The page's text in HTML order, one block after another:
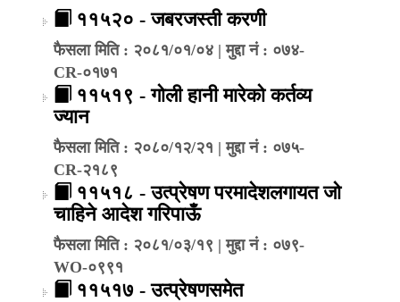
११५२० - जबरजस्ती करणी
फैसला मिति : २०८१/०१/०४ | मुद्दा नं : ०७४-
CR-०१७१
११५१९ - गोली हानी मारेको कर्तव्य
ज्यान
फैसला मिति : २०८०/१२/२१ | मुद्दा नं : ०७५-
CR-२१८९
११५१८ - उत्प्रेषण परमादेशलगायत जो
चाहिने आदेश गरिपाऊँ
फैसला मिति : २०८१/०३/१९ | मुद्दा नं : ०७९-
WO-०९९१
११५१७ - उत्प्रेषणसमेत